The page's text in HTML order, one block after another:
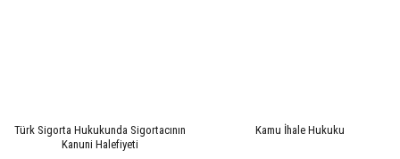
Türk Sigorta Hukukunda Sigortacının
Kanuni Halefiyeti
Kamu İhale Hukuku